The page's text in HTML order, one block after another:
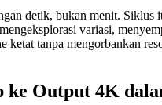
detik, bukan menit. Siklus
variasi,
ketat tanpa mengorbankan
ke Output 4K